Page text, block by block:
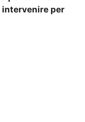
intervenire per